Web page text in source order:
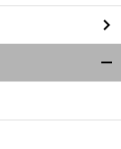
し
い
ウ
ィ
ン
ウ